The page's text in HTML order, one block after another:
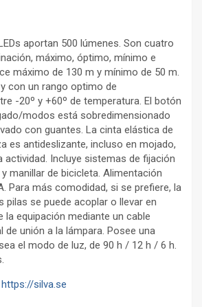
aportan 500 lúmenes. Son cuatro
máximo, óptimo, mínimo e
máximo de 130 m y mínimo de 50 m.
con un rango optimo de
-20º y +60º de temperatura. El botón
modos está sobredimensionado
con guantes. La cinta elástica de
es antideslizante, incluso en mojado,
actividad. Incluye sistemas de fijación
manillar de bicicleta. Alimentación
Para más comodidad, si se prefiere, la
pilas se puede acoplar o llevar en
la equipación mediante un cable
de unión a la lámpara. Posee una
el modo de luz, de 90 h / 12 h / 6 h.
https://silva.se